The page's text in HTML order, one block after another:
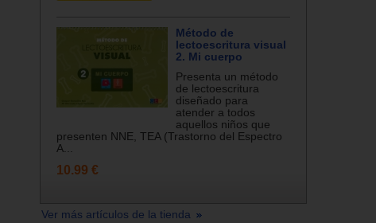
Método de
lectoescritura visual
2. Mi cuerpo
Presenta un método
de lectoescritura
diseñado para
atender a todos
aquellos niños que
presenten NNE, TEA (Trastorno del Espectro
A...
10.99 €
Ver más artículos de la tienda